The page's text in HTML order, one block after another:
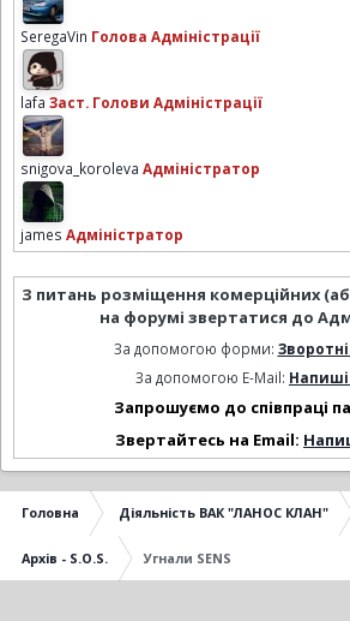
SeregaVin Голова Адміністрації
lafa Заст. Голови Адміністрації
snigova_koroleva Адміністратор
james Адміністратор
З питань розміщення комерційних
на форумі звертатися до
За допомогою форми:
За допомогою E-Mail:
Запрошуємо до співпраці
Звертайтесь на Email:
Головна Діяльність ВАК "ЛАНОС КЛАН"
Архів - S.O.S. Угнали SENS